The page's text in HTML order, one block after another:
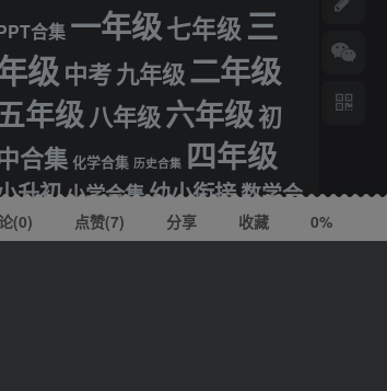
合集 一年级七年级 三
级中考九年级二年级
年级八年级六年级初
合集 化学合集 历史合集 四年级
升初小学合集幼小衔接数学合
物理合集 知识库 英语合集
语文合
(0) 点赞(7) 分享 收藏 0%